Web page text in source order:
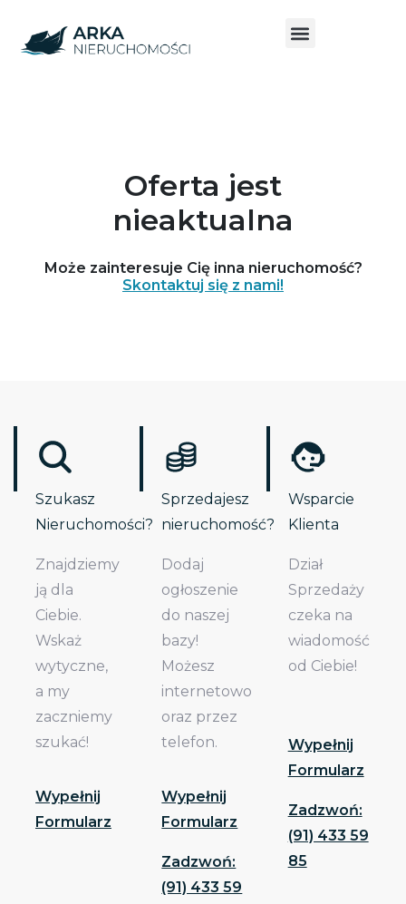
Oferta jest
nieaktualna
Może zainteresuje Cię inna nieruchomość?
Skontaktuj się z nami!
Szukasz
Nieruchomości?
Znajdziemy
ją dla
Ciebie.
Wskaż
wytyczne,
a my
zaczniemy
szukać!
Wypełnij
Formularz
Sprzedajesz
nieruchomość?
Dodaj
ogłoszenie
do naszej
bazy!
Możesz
internetowo
oraz przez
telefon.
Wypełnij
Formularz
Zadzwoń:
(91) 433 59
Wsparcie
Klienta
Dział
Sprzedaży
czeka na
wiadomość
od Ciebie!
Wypełnij
Formularz
Zadzwoń:
(91) 433 59
85